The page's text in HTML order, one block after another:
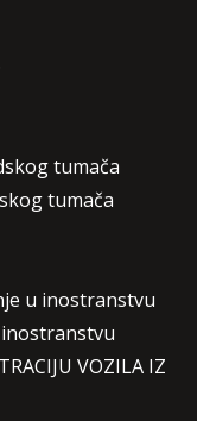
tumača
tumača
u inostranstvu
VOZILA IZ